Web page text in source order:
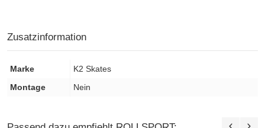
Zusatzinformation
Marke
K2 Skates
Montage
Nein